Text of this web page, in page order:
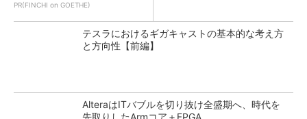
PR(FINCHI on GOETHE)
テスラにおけるギガキャストの基本的な考え方
と方向性【前編】
AlteraはITバブルを切り抜け全盛期へ、時代を
先取りしたArmコア＋FPGA...